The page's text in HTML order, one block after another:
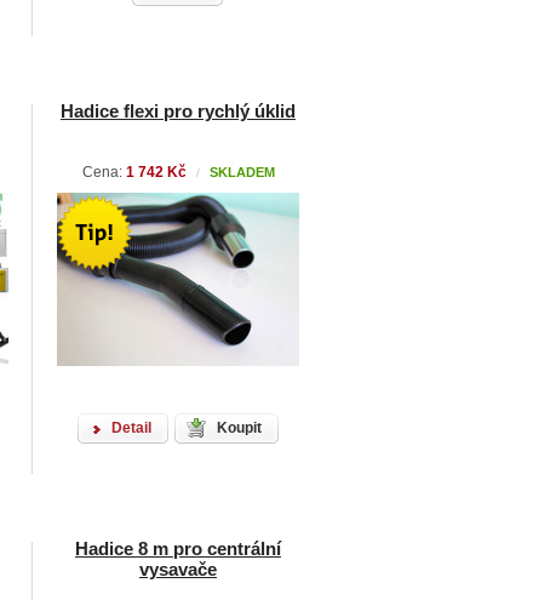
Hadice flexi pro rychlý úklid
Cena: 1 742 Kč / SKLADEM
Detail Koupit
Hadice 8 m pro centrální
vysavače